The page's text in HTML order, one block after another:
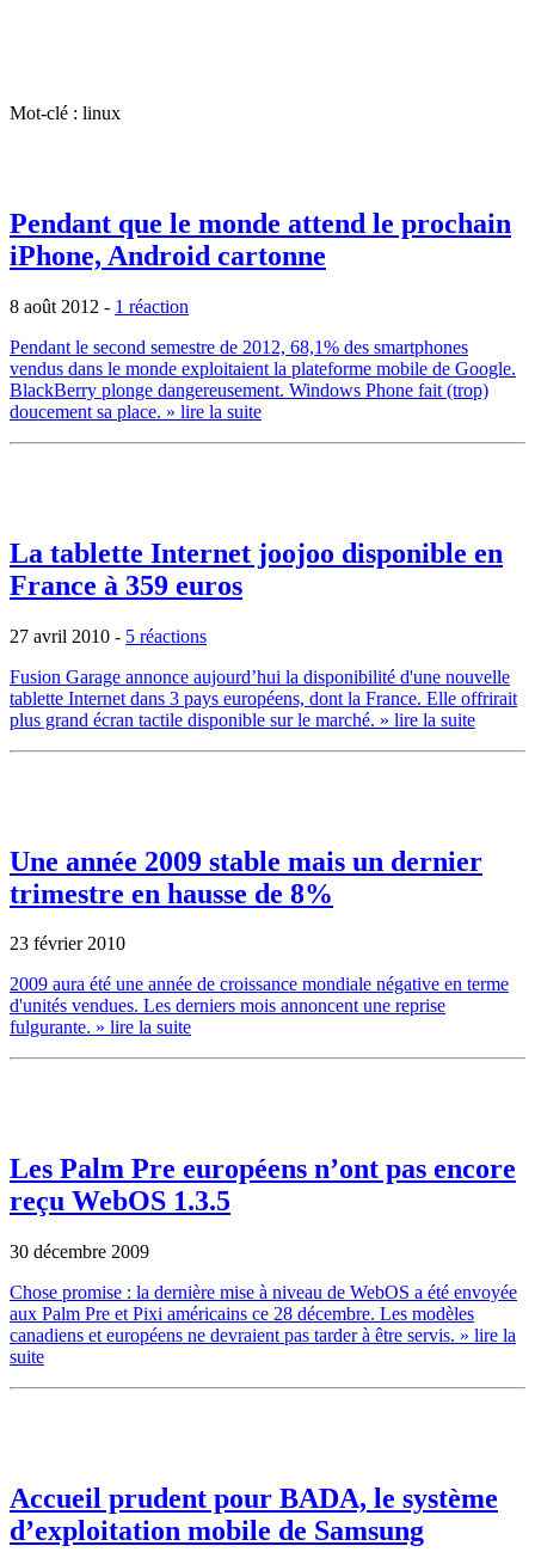
Mot-clé : linux
Pendant que le monde attend le prochain
iPhone, Android cartonne
8 août 2012 - 1 réaction
Pendant le second semestre de 2012, 68,1% des smartphones
vendus dans le monde exploitaient la plateforme mobile de Google.
BlackBerry plonge dangereusement. Windows Phone fait (trop)
doucement sa place. » lire la suite
La tablette Internet joojoo disponible en
France à 359 euros
27 avril 2010 - 5 réactions
Fusion Garage annonce aujourd’hui la disponibilité d'une nouvelle
tablette Internet dans 3 pays européens, dont la France. Elle offrirait
plus grand écran tactile disponible sur le marché. » lire la suite
Une année 2009 stable mais un dernier
trimestre en hausse de 8%
23 février 2010
2009 aura été une année de croissance mondiale négative en terme
d'unités vendues. Les derniers mois annoncent une reprise
fulgurante. » lire la suite
Les Palm Pre européens n’ont pas encore
reçu WebOS 1.3.5
30 décembre 2009
Chose promise : la dernière mise à niveau de WebOS a été envoyée
aux Palm Pre et Pixi américains ce 28 décembre. Les modèles
canadiens et européens ne devraient pas tarder à être servis. » lire la
suite
Accueil prudent pour BADA, le système
d’exploitation mobile de Samsung